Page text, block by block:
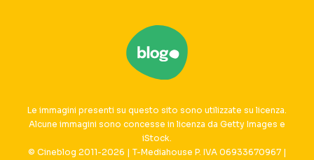
Le immagini presenti su questo sito sono utilizzate su licenza.
Alcune immagini sono concesse in licenza da Getty Images e
iStock.
© Cineblog 2011-2026 | T-Mediahouse P. IVA 06933670967 |